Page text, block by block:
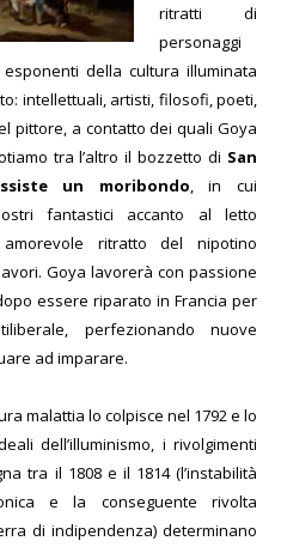
ritratti di
personaggi
della cultura illuminata
intellettuali, artisti, filosofi, poeti,
pittore, a contatto dei quali Goya
tra l’altro il bozzetto di San
un moribondo, in cui
fantastici accanto al letto
ritratto del nipotino
Goya lavorerà con passione
essere riparato in Francia per
perfezionando nuove
ad imparare.
malattia lo colpisce nel 1792 e lo
dell’illuminismo, i rivolgimenti
tra il 1808 e il 1814 (l’instabilità
e la conseguente rivolta
di indipendenza) determinano